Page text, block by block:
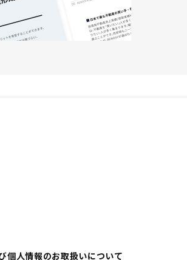
個人情報のお取扱いについて